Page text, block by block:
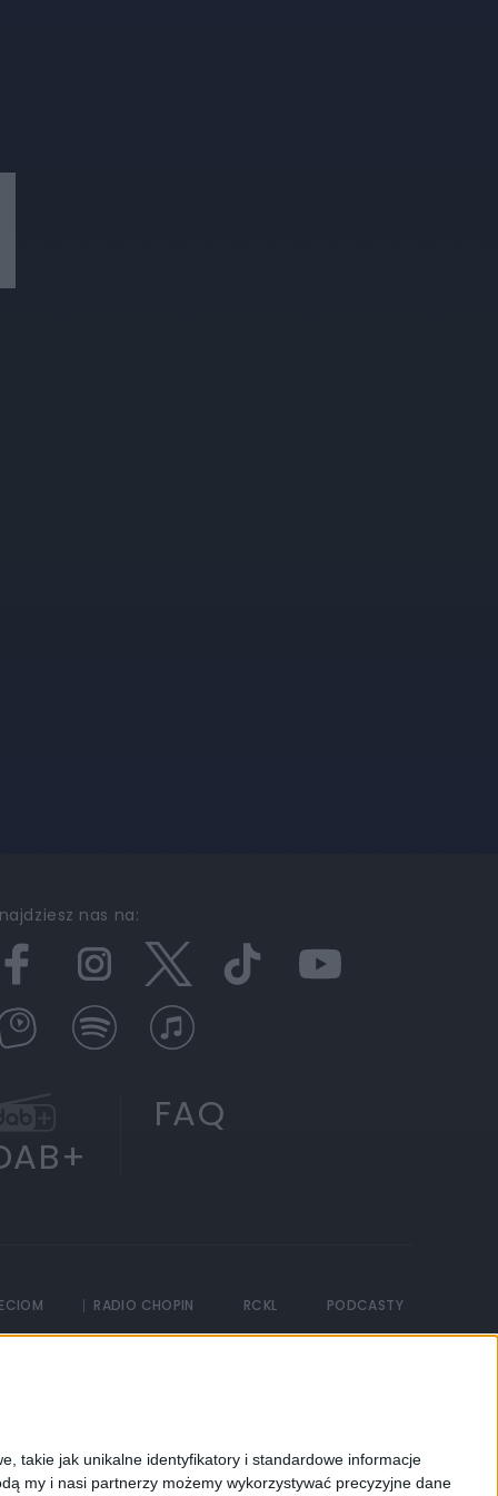
takie jak unikalne identyfikatory i standardowe informacje
my i nasi partnerzy możemy wykorzystywać precyzyjne dane
nas na:
FAQ
RADIO CHOPIN RCKL PODCASTY